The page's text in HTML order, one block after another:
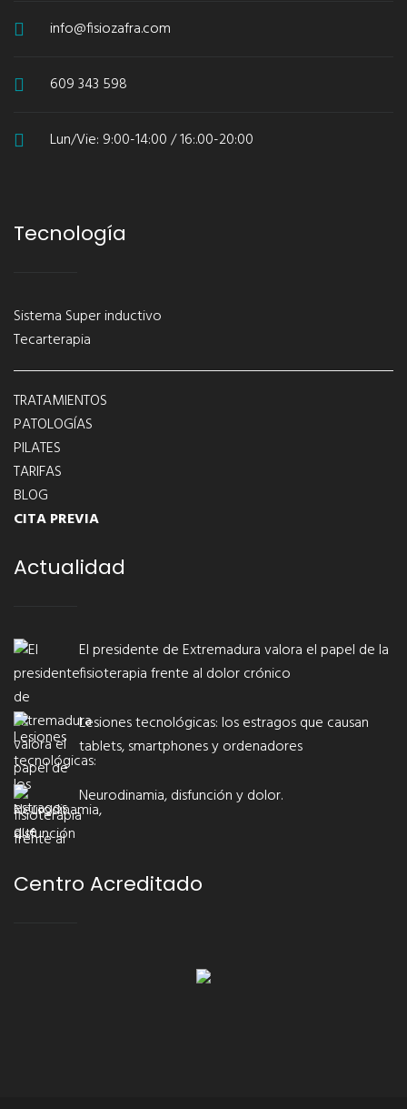
info@fisiozafra.com
609 343 598
Lun/Vie: 9:00-14:00 / 16:.00-20:00
Tecnología
Sistema Super inductivo
Tecarterapia
TRATAMIENTOS
PATOLOGÍAS
PILATES
TARIFAS
BLOG
CITA PREVIA
Actualidad
El presidente de Extremadura valora el papel de la
fisioterapia frente al dolor crónico
Lesiones tecnológicas: los estragos que causan
tablets, smartphones y ordenadores
Neurodinamia, disfunción y dolor.
Centro Acreditado